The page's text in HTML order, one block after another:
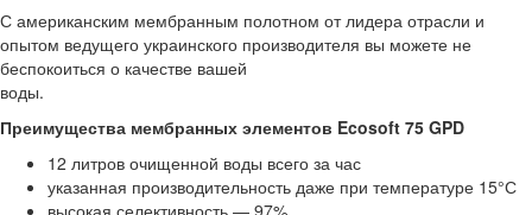
С американским мембранным полотном от лидера отрасли и
опытом ведущего украинского производителя вы можете не
беспокоиться о качестве вашей
воды.
Преимущества мембранных элементов Ecosoft 75 GPD
12 литров очищенной воды всего за час
указанная производительность даже при температуре 15°С
высокая селективность — 97%